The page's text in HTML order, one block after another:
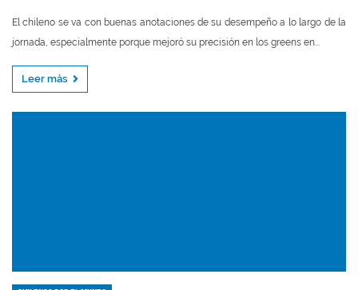
El chileno se va con buenas anotaciones de su desempeño a lo largo de la
jornada, especialmente porque mejoró su precisión en los greens en...
Leer más